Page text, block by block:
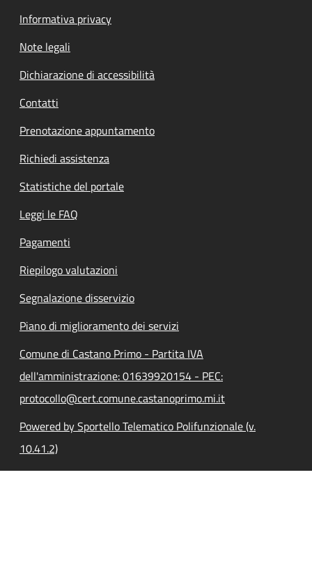
Informativa privacy
Note legali
Dichiarazione di accessibilità
Contatti
Prenotazione appuntamento
Richiedi assistenza
Statistiche del portale
Leggi le FAQ
Pagamenti
Riepilogo valutazioni
Segnalazione disservizio
Piano di miglioramento dei servizi
Comune di Castano Primo - Partita IVA
dell'amministrazione: 01639920154 - PEC:
protocollo@cert.comune.castanoprimo.mi.it
Powered by Sportello Telematico Polifunzionale (v.
10.41.2)